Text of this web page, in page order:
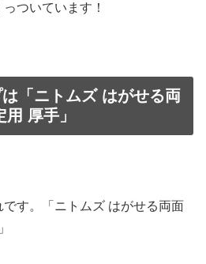
ついています！
「ニトムズ はがせる両
厚手」
す。「ニトムズ はがせる両面